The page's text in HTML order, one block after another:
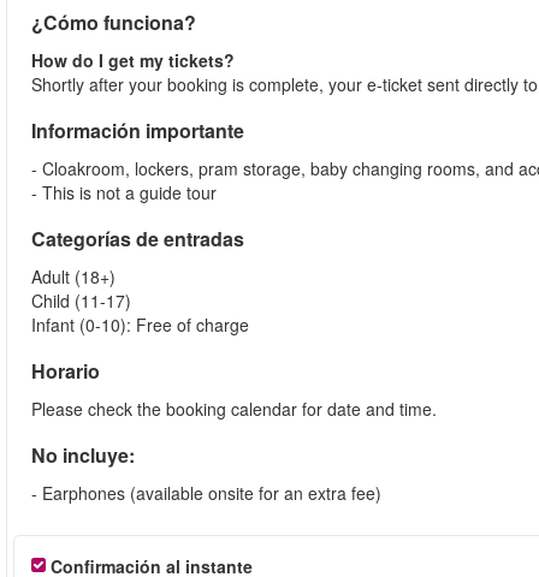
¿Cómo funciona?
How do I get my tickets?
Shortly after your booking is complete, your e-ticket sent directly
Información importante
- Cloakroom, lockers, pram storage, baby changing rooms, and
- This is not a guide tour
Categorías de entradas
Adult (18+)
Child (11-17)
Infant (0-10): Free of charge
Horario
Please check the booking calendar for date and time.
No incluye:
- Earphones (available onsite for an extra fee)
Confirmación al instante